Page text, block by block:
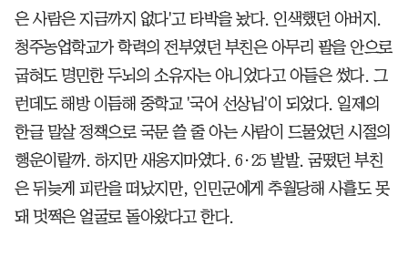
은 사람은 지금까지 없다'고 타박을 놨다. 인색했던 아버지.
청주농업학교가 학력의 전부였던 부친은 아무리 팔을 안으로
굽혀도 명민한 두뇌의 소유자는 아니었다고 아들은 썼다. 그
런데도 해방 이듬해 중학교 '국어 선상님'이 되었다. 일제의
한글 말살 정책으로 국문 쓸 줄 아는 사람이 드물었던 시절의
행운이랄까. 하지만 새옹지마였다. 6·25 발발. 굼떴던 부친
은 뒤늦게 피란을 떠났지만, 인민군에게 추월당해 사흘도 못
돼 멋쩍은 얼굴로 돌아왔다고 한다.